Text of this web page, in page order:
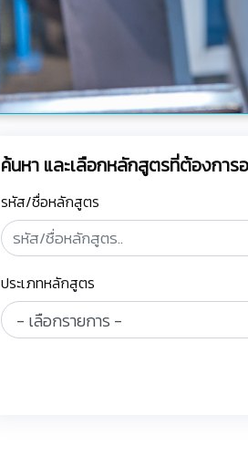
ค้นหา และเลือกหลักสูตรที่ต้องการ
รหัส/ชื่อหลักสูตร
ประเภทหลักสูตร